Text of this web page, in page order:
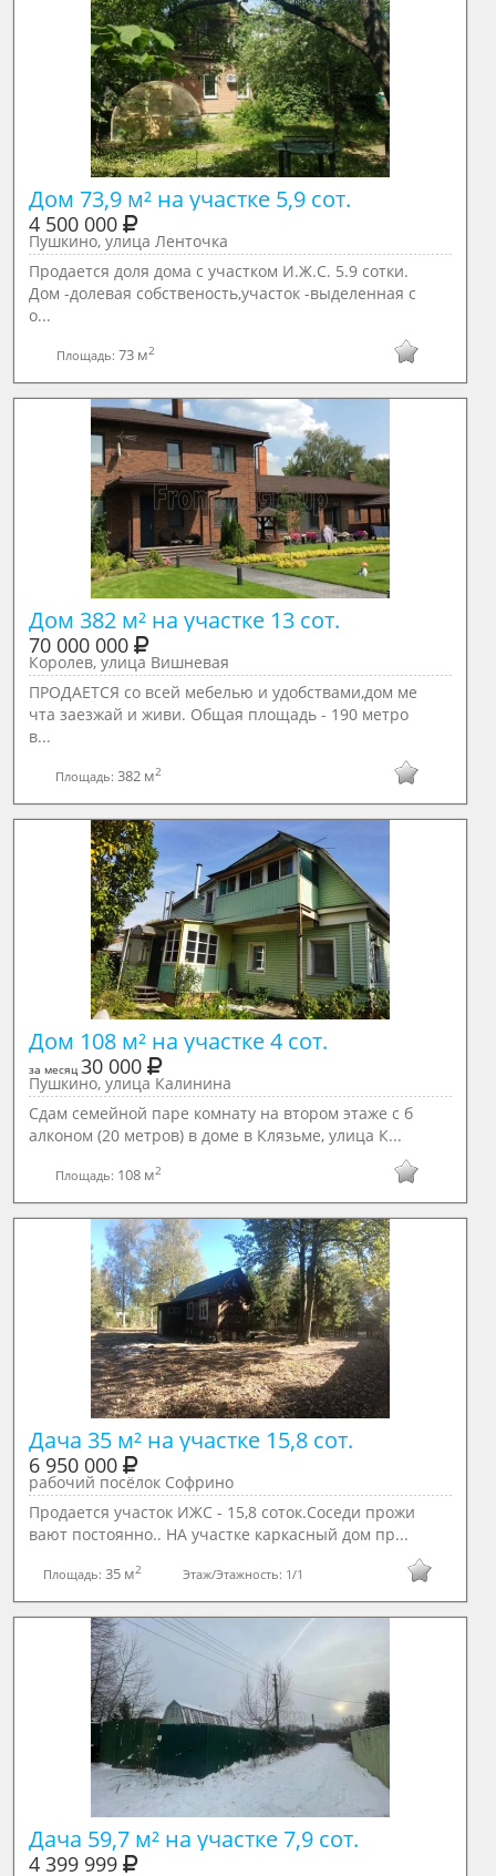
Дом 73,9 м² на участке 5,9 сот.
4 500 000
Пушкино, улица Ленточка
Продается доля дома с участком И.Ж.С. 5.9 сотки.
Дом -долевая собственость,участок -выделенная с
о...
Площадь:73 м2
Дом 382 м² на участке 13 сот.
70 000 000
Королев, улица Вишневая
ПРОДАЕТСЯ со всей мебелью и удобствами,дом ме
чта заезжай и живи. Общая площадь - 190 метро
в...
Площадь:382 м2
Дом 108 м² на участке 4 сот.
за месяц 30 000
Пушкино, улица Калинина
Сдам семейной паре комнату на втором этаже с б
алконом (20 метров) в доме в Клязьме, улица К...
Площадь: 108 м2
Дача 35 м² на участке 15,8 сот.
6 950 000
рабочий посёлок Софрино
Продается участок ИЖС - 15,8 соток.Соседи прожи
вают постоянно.. НА участке каркасный дом пр...
Площадь:35 м2 Этаж/Этажность: 1/1
Дача 59,7 м² на участке 7,9 сот.
4 399 999